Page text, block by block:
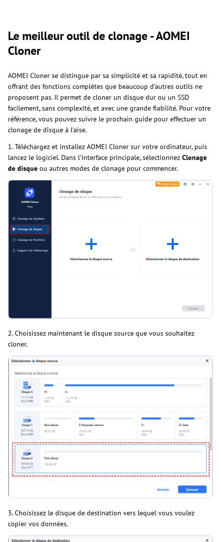
Le meilleur outil de clonage - AOMEI
Cloner
AOMEI Cloner se distingue par sa simplicité et sa rapidité, tout en
offrant des fonctions complètes que beaucoup d'autres outils ne
proposent pas. Il permet de cloner un disque dur ou un SSD
facilement, sans complexité, et avec une grande fiabilité. Pour votre
référence, vous pouvez suivre le prochain guide pour effectuer un
clonage de disque à l'aise.
1. Téléchargez et installez AOMEI Cloner sur votre ordinateur, puis
lancez le logiciel. Dans l'interface principale, sélectionnez Clonage
de disque ou autres modes de clonage pour commencer.
2. Choisissez maintenant le disque source que vous souhaitez
cloner.
3. Choisissez le disque de destination vers lequel vous voulez
copier vos données.